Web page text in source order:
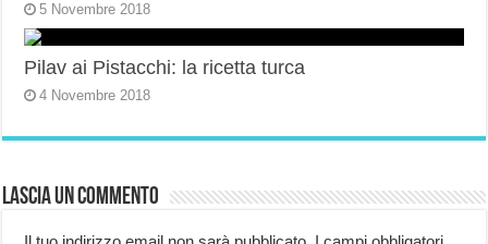
5 Novembre 2018
Pilav ai Pistacchi: la ricetta turca
4 Novembre 2018
Lascia un commento